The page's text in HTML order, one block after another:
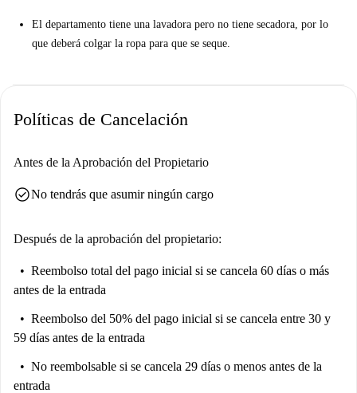
El departamento tiene una lavadora pero no tiene secadora, por lo
que deberá colgar la ropa para que se seque.
Políticas de Cancelación
Antes de la Aprobación del Propietario
check_circleNo tendrás que asumir ningún cargo
Después de la aprobación del propietario:
Reembolso total del pago inicial si se cancela 60 días o más
antes de la entrada
Reembolso del 50% del pago inicial si se cancela entre 30 y
59 días antes de la entrada
No reembolsable si se cancela 29 días o menos antes de la
entrada